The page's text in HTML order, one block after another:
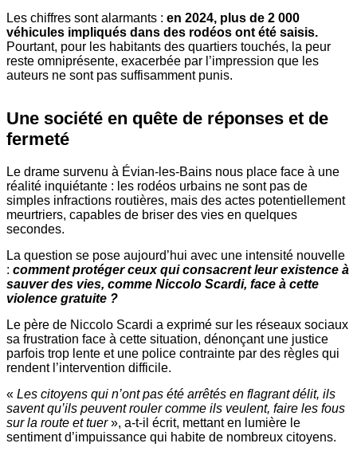
Les chiffres sont alarmants : en 2024, plus de 2 000
véhicules impliqués dans des rodéos ont été saisis.
Pourtant, pour les habitants des quartiers touchés, la peur
reste omniprésente, exacerbée par l’impression que les
auteurs ne sont pas suffisamment punis.
Une société en quête de réponses et de
fermeté
Le drame survenu à Évian-les-Bains nous place face à une
réalité inquiétante : les rodéos urbains ne sont pas de
simples infractions routières, mais des actes potentiellement
meurtriers, capables de briser des vies en quelques
secondes.
La question se pose aujourd’hui avec une intensité nouvelle
: comment protéger ceux qui consacrent leur existence à
sauver des vies, comme Niccolo Scardi, face à cette
violence gratuite ?
Le père de Niccolo Scardi a exprimé sur les réseaux sociaux
sa frustration face à cette situation, dénonçant une justice
parfois trop lente et une police contrainte par des règles qui
rendent l’intervention difficile.
« Les citoyens qui n’ont pas été arrêtés en flagrant délit, ils
savent qu’ils peuvent rouler comme ils veulent, faire les fous
sur la route et tuer», a-t-il écrit, mettant en lumière le
sentiment d’impuissance qui habite de nombreux citoyens.